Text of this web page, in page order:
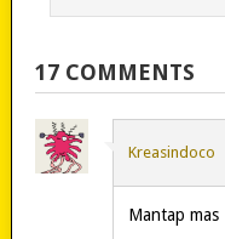
17 COMMENTS
Kreasindoco
Mantap mas